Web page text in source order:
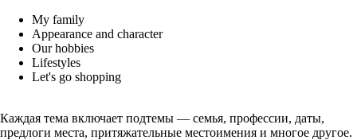
My family
Appearance and character
Our hobbies
Lifestyles
Let's go shopping
Каждая тема включает подтемы — семья, профессии, даты,
предлоги места, притяжательные местоимения и многое другое.